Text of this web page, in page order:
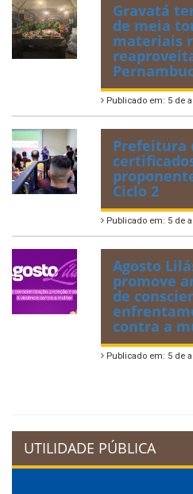
Gravatá
de meia
materiais
Publicado em: 5 de
Prefeitura
Ciclo 2
Publicado em: 5 de
Agosto
promove
de
contra a
Publicado em: 5 de
UTILIDADE PÚBLICA